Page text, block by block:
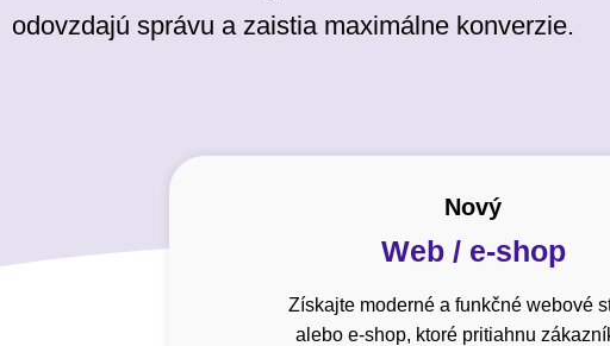
odovzdajú správu a zaistia maximálne konverzie.
Nový
Web / e-shop
Získajte moderné a funkčné webové
alebo e-shop, ktoré pritiahnu